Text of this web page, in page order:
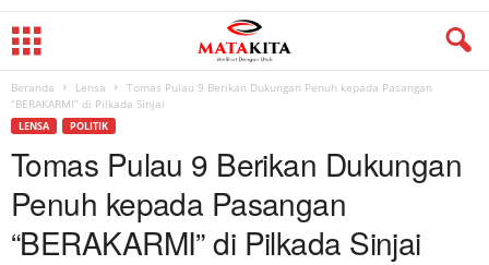
Beranda Lensa
Tomas Pulau 9 Berikan Dukungan Penuh kepada Pasangan
“BERAKARMI” di Pilkada Sinjai
LENSA POLITIK
Tomas Pulau 9 Berikan Dukungan
Penuh kepada Pasangan
“BERAKARMI” di Pilkada Sinjai